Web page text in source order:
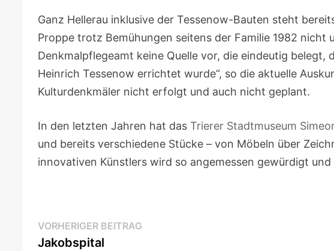
Ganz Hellerau inklusive der Tessenow-Bauten steht
Proppe trotz Bemühungen seitens der Familie 1982
Denkmalpflegeamt keine Quelle vor, die eindeutig belegt,
Heinrich Tessenow errichtet wurde“, so die aktuelle
Kulturdenkmäler nicht erfolgt und auch nicht geplant.
In den letzten Jahren hat das Trierer Stadtmuseum
und bereits verschiedene Stücke – von Möbeln über
innovativen Künstlers wird so angemessen gewürdigt
Beitragsnavigation
VORHERIGER BEITRAG
Jakobspital